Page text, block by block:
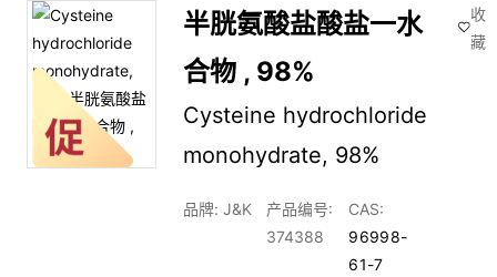
半胱氨酸盐酸盐一水
合物 , 98%
Cysteine hydrochloride
monohydrate, 98%
品牌: J&K
产品编号:
374388
CAS:
96998-
61-7
收
藏